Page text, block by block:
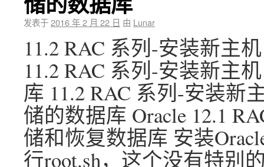
发表于2016 年 2 月 22 日 由 Lunar
11.2 RAC 系列-安装新主
11.2 RAC 系列-安装新主
库 11.2 RAC 系列-安装新
储的数据库 Oracle 12.1
储和恢复数据库 安装
行root.sh，这个没有特别